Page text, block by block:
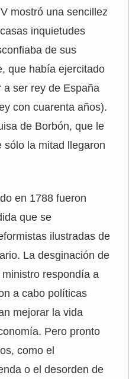
mostró una sencillez
inquietudes
de sus
que había ejercitado
a ser rey de España
con cuarenta años).
de Borbón, que le
la mitad llegaron
en 1788 fueron
que se
ilustradas de
La desginación de
respondía a
a cabo políticas
mejorar la vida
Pero pronto
como el
o el desorden de